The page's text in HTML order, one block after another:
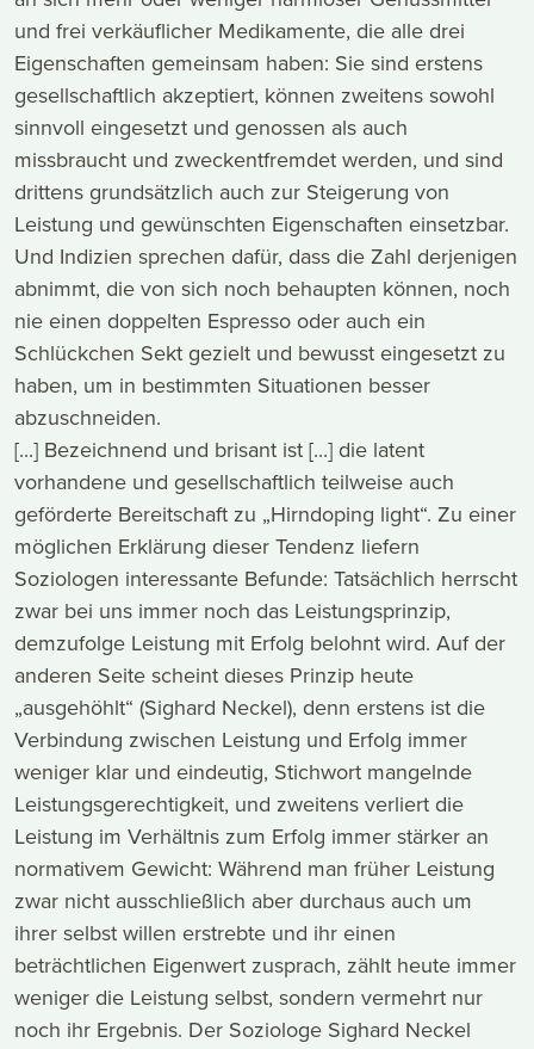
und frei verkäuflicher Medikamente, die alle drei
Eigenschaften gemeinsam haben: Sie sind erstens
gesellschaftlich akzeptiert, können zweitens sowohl
sinnvoll eingesetzt und genossen als auch
missbraucht und zweckentfremdet werden, und sind
drittens grundsätzlich auch zur Steigerung von
Leistung und gewünschten Eigenschaften einsetzbar.
Und Indizien sprechen dafür, dass die Zahl derjenigen
abnimmt, die von sich noch behaupten können, noch
nie einen doppelten Espresso oder auch ein
Schlückchen Sekt gezielt und bewusst eingesetzt zu
haben, um in bestimmten Situationen besser
abzuschneiden.
[...] Bezeichnend und brisant ist [...] die latent
vorhandene und gesellschaftlich teilweise auch
geförderte Bereitschaft zu „Hirndoping light“. Zu einer
möglichen Erklärung dieser Tendenz liefern
Soziologen interessante Befunde: Tatsächlich herrscht
zwar bei uns immer noch das Leistungsprinzip,
demzufolge Leistung mit Erfolg belohnt wird. Auf der
anderen Seite scheint dieses Prinzip heute
„ausgehöhlt“ (Sighard Neckel), denn erstens ist die
Verbindung zwischen Leistung und Erfolg immer
weniger klar und eindeutig, Stichwort mangelnde
Leistungsgerechtigkeit, und zweitens verliert die
Leistung im Verhältnis zum Erfolg immer stärker an
normativem Gewicht: Während man früher Leistung
zwar nicht ausschließlich aber durchaus auch um
ihrer selbst willen erstrebte und ihr einen
beträchtlichen Eigenwert zusprach, zählt heute immer
weniger die Leistung selbst, sondern vermehrt nur
noch ihr Ergebnis. Der Soziologe Sighard Neckel